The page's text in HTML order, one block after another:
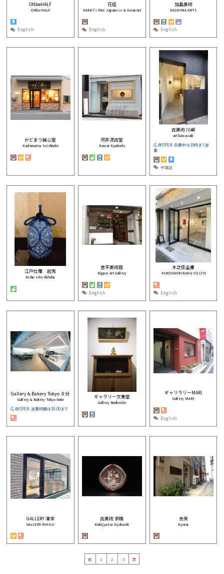
ONbeHALF
ONbeHALF
English
花徑
KAKEI's Fine Japanese & Asian Art
English
加島美術
KASHIMA ARTS
English
かどまつ誠心堂
Kadomatsu Seishindo
河井汲古堂
Kawai Kyukodo
古美術 川﨑
art kawasaki
夜OPEN:会期中は19時まで営
業
中国話
江戸仕覆 起秀
Kishu edo-shifuku
吉平美術店
Kippei Art Gallery
English
木之庄企畫
KINOSHOKIKAKU CO.LTD
English
Gallery & Bakery Tokyo ８分
Gallery & Bakery Tokyo 8min
夜OPEN:営業時間は19:00まで
ギャラリー文景堂
Gallery Bunkeido
ギャリラリーMARI
Gallery MARI
English
GALLERY 凜空
GALLERY RIKUU
古美術 京橋
Kobijyutsu Kyobashi
去来
Kyorai
前 1 2 3 次